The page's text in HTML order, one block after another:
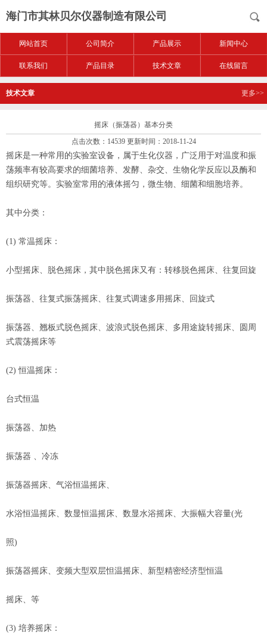
海门市其林贝尔仪器制造有限公司
网站首页 公司简介 产品展示 新闻中心
联系我们 产品目录 技术文章 在线留言
技术文章 更多>>
摇床（振荡器）基本分类
点击次数：14539 更新时间：2018-11-24
摇床是一种常用的实验室设备，属于生化仪器，广泛用于对温度和振
荡频率有较高要求的细菌培养、发酵、杂交、生物化学反应以及酶和
组织研究等。实验室常用的液体摇匀，微生物、细菌和细胞培养。
其中分类：
(1) 常温摇床：
小型摇床、脱色摇床，其中脱色摇床又有：转移脱色摇床、往复回旋
振荡器、往复式振荡摇床、往复式调速多用摇床、回旋式
振荡器、翘板式脱色摇床、波浪式脱色摇床、多用途旋转摇床、圆周
式震荡摇床等
(2) 恒温摇床：
台式恒温
振荡器、加热
振荡器 、冷冻
振荡器摇床、气浴恒温摇床、
水浴恒温摇床、数显恒温摇床、数显水浴摇床、大振幅大容量(光
照)
振荡器摇床、变频大型双层怛温摇床、新型精密经济型恒温
摇床、等
(3) 培养摇床：